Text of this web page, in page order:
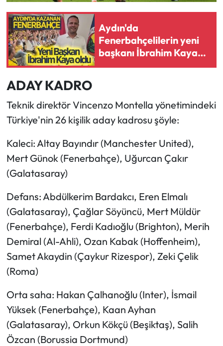
Aydın'da
Fenerbahçelilerin yeni
başkanı İbrahim Kaya
oldu
ADAY KADRO
Teknik direktör Vincenzo Montella yönetimindeki
Türkiye'nin 26 kişilik aday kadrosu şöyle:
Kaleci: Altay Bayındır (Manchester United),
Mert Günok (Fenerbahçe), Uğurcan Çakır
(Galatasaray)
Defans: Abdülkerim Bardakcı, Eren Elmalı
(Galatasaray), Çağlar Söyüncü, Mert Müldür
(Fenerbahçe), Ferdi Kadıoğlu (Brighton), Merih
Demiral (Al-Ahli), Ozan Kabak (Hoffenheim),
Samet Akaydin (Çaykur Rizespor), Zeki Çelik
(Roma)
Orta saha: Hakan Çalhanoğlu (Inter), İsmail
Yüksek (Fenerbahçe), Kaan Ayhan
(Galatasaray), Orkun Kökçü (Beşiktaş), Salih
Özcan (Borussia Dortmund)